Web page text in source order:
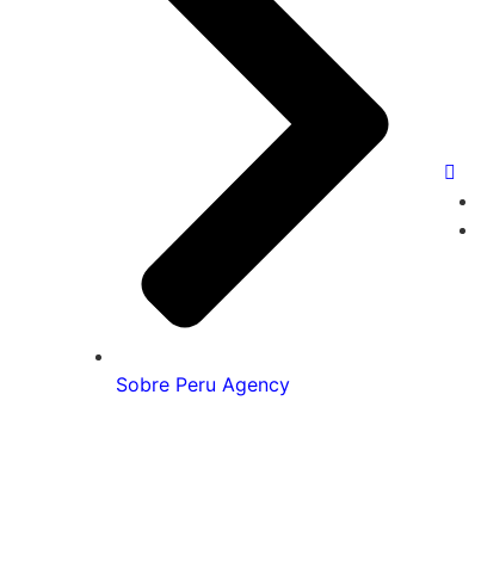
Sobre Peru Agency